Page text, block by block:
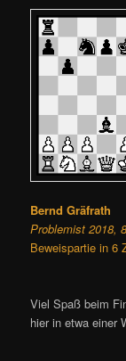
Bernd Gräfrath
Problemist 2018,
Beweispartie in 6
Viel Spaß beim
hier in etwa einer